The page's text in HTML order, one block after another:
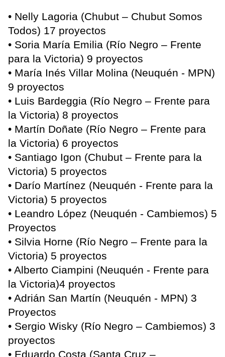
• Nelly Lagoria (Chubut – Chubut Somos
Todos) 17 proyectos
• Soria María Emilia (Río Negro – Frente
para la Victoria) 9 proyectos
• María Inés Villar Molina (Neuquén - MPN)
9 proyectos
• Luis Bardeggia (Río Negro – Frente para
la Victoria) 8 proyectos
• Martín Doñate (Río Negro – Frente para
la Victoria) 6 proyectos
• Santiago Igon (Chubut – Frente para la
Victoria) 5 proyectos
• Darío Martínez (Neuquén - Frente para la
Victoria) 5 proyectos
• Leandro López (Neuquén - Cambiemos) 5
Proyectos
• Silvia Horne (Río Negro – Frente para la
Victoria) 5 proyectos
• Alberto Ciampini (Neuquén - Frente para
la Victoria)4 proyectos
• Adrián San Martín (Neuquén - MPN) 3
Proyectos
• Sergio Wisky (Río Negro – Cambiemos) 3
proyectos
• Eduardo Costa (Santa Cruz –